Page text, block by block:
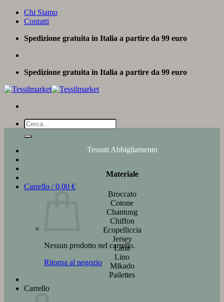
Salta
Chi Siamo
Contatti
Spedizione gratuita in Italia a partire da 99 euro
Spedizione gratuita in Italia a partire da 99 euro
Cerca:
Carrello /0,00 €
Nessun prodotto nel carrello.
Ritorna al negozio
Carrello
Tessuti Abbigliamento
Materiale
Broccato
Cotone
Chantung
Chiffon
Ecopelliccia
Jersey
Lana
Lino
Mikado
Pailettes